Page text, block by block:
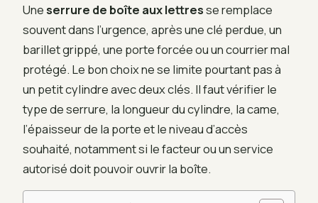
Uneserrure de boîte aux lettresse remplace
souvent dans l’urgence, après une clé perdue, un
barillet grippé, une porte forcée ou un courrier mal
protégé. Le bon choix ne se limite pourtant pas à
un petit cylindre avec deux clés. Il faut vérifier le
type de serrure, la longueur du cylindre, la came,
l’épaisseur de la porte et le niveau d’accès
souhaité, notamment si le facteur ou un service
autorisé doit pouvoir ouvrir la boîte.